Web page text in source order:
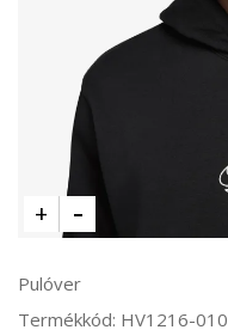
Pulóver
Termékkód: HV1216-010